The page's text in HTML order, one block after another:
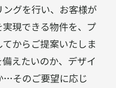
グを行い、お客様が
現できる物件を、プ
からご提案いたしま
えたいのか、デザイ
…そのご要望に応じ